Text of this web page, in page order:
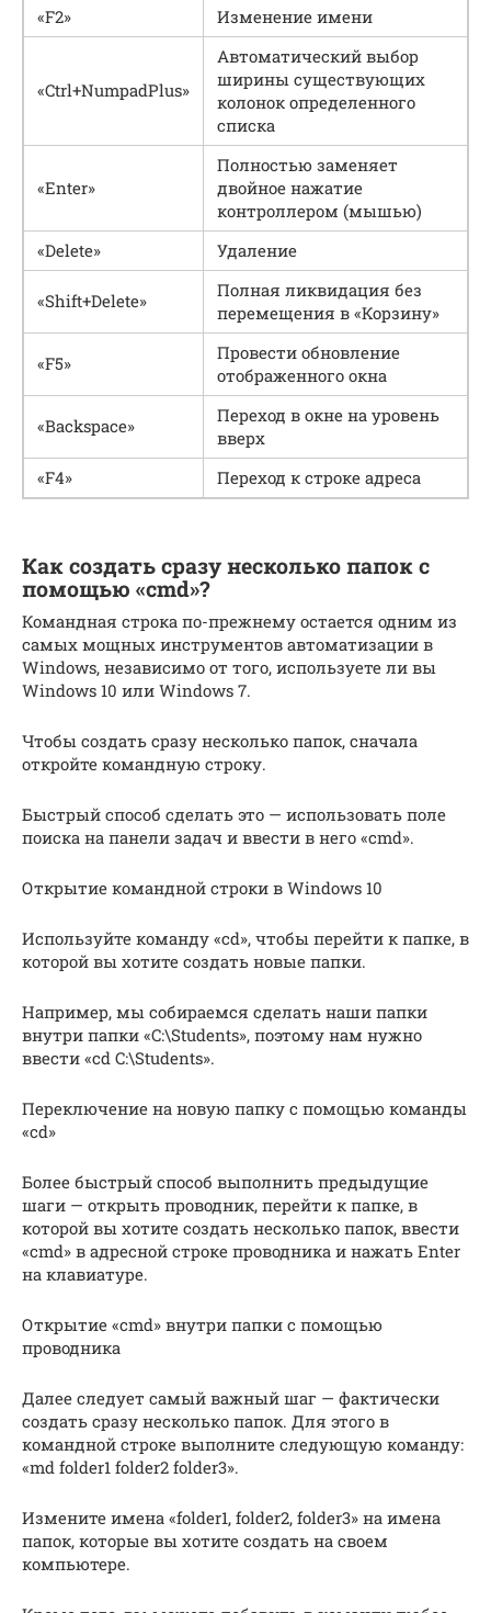
«F2»
Изменение имени
«Ctrl+NumpadPlus»
Автоматический выбор
ширины существующих
колонок определенного
списка
«Enter»
Полностью заменяет
двойное нажатие
контроллером (мышью)
«Delete»
Удаление
«Shift+Delete»
Полная ликвидация без
перемещения в «Корзину»
«F5»
Провести обновление
отображенного окна
«Backspace»
Переход в окне на уровень
вверх
«F4»
Переход к строке адреса
Как создать сразу несколько папок с
помощью «cmd»?
Командная строка по-прежнему остается одним из
самых мощных инструментов автоматизации в
Windows, независимо от того, используете ли вы
Windows 10 или Windows 7.
Чтобы создать сразу несколько папок, сначала
откройте командную строку.
Быстрый способ сделать это — использовать поле
поиска на панели задач и ввести в него «cmd».
Открытие командной строки в Windows 10
Используйте команду «cd», чтобы перейти к папке, в
которой вы хотите создать новые папки.
Например, мы собираемся сделать наши папки
внутри папки «C:\Students», поэтому нам нужно
ввести «cd C:\Students».
Переключение на новую папку с помощью команды
«cd»
Более быстрый способ выполнить предыдущие
шаги — открыть проводник, перейти к папке, в
которой вы хотите создать несколько папок, ввести
«cmd» в адресной строке проводника и нажать Enter
на клавиатуре.
Открытие «cmd» внутри папки с помощью
проводника
Далее следует самый важный шаг — фактически
создать сразу несколько папок. Для этого в
командной строке выполните следующую команду:
«md folder1 folder2 folder3».
Измените имена «folder1, folder2, folder3» на имена
папок, которые вы хотите создать на своем
компьютере.